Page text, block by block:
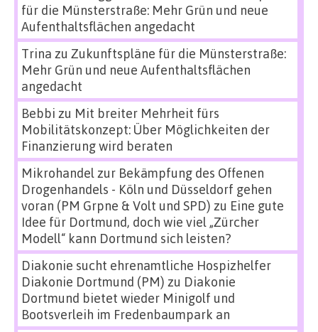
für die Münsterstraße: Mehr Grün und neue
Aufenthaltsflächen angedacht
Trina zu Zukunftspläne für die Münsterstraße:
Mehr Grün und neue Aufenthaltsflächen
angedacht
Bebbi zu Mit breiter Mehrheit fürs
Mobilitätskonzept: Über Möglichkeiten der
Finanzierung wird beraten
Mikrohandel zur Bekämpfung des Offenen
Drogenhandels - Köln und Düsseldorf gehen
voran (PM Grpne & Volt und SPD) zu Eine gute
Idee für Dortmund, doch wie viel „Zürcher
Modell“ kann Dortmund sich leisten?
Diakonie sucht ehrenamtliche Hospizhelfer
Diakonie Dortmund (PM) zu Diakonie
Dortmund bietet wieder Minigolf und
Bootsverleih im Fredenbaumpark an